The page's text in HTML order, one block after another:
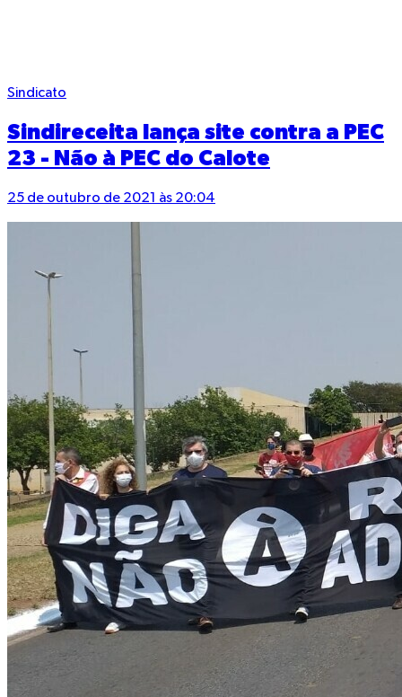
Sindicato
Sindireceita lança site contra a PEC
23 - Não à PEC do Calote
25 de outubro de 2021 às 20:04